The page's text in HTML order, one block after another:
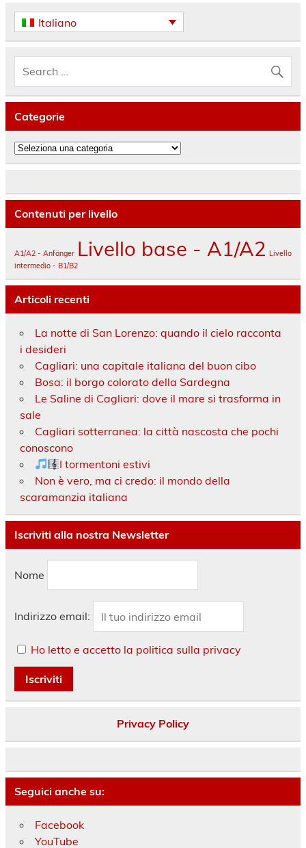
Italiano
Categorie
Categorie
Contenuti per livello
A1/A2 - Anfänger Livello base - A1/A2 Livello
intermedio - B1/B2
Articoli recenti
La notte di San Lorenzo: quando il cielo racconta
i desideri
Cagliari: una capitale italiana del buon cibo
Bosa: il borgo colorato della Sardegna
Le Saline di Cagliari: dove il mare si trasforma in
sale
Cagliari sotterranea: la città nascosta che pochi
conoscono
I tormentoni estivi
Non è vero, ma ci credo: il mondo della
scaramanzia italiana
Iscriviti alla nostra Newsletter
Nome
Indirizzo email:
Ho letto e accetto la politica sulla privacy
Privacy Policy
Seguici anche su:
Facebook
YouTube